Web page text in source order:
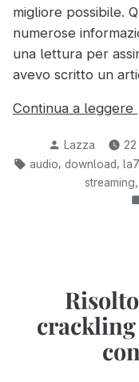
migliore possibile.
numerose
una lettura per
avevo scritto un
Continua a leggere
Pubblicato
da
Lazza 22
Tag:
audio, download, la7
streaming